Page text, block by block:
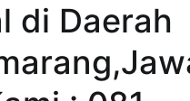
di Daerah